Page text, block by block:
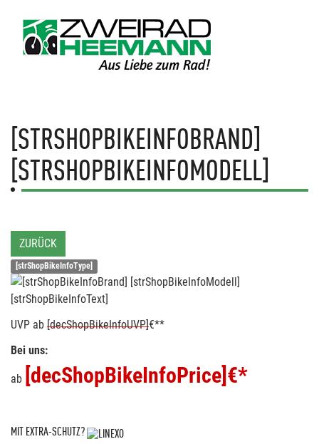
[STRSHOPBIKEINFOBRAND]
[STRSHOPBIKEINFOMODELL]
ZURÜCK
[strShopBikeInfoType]
[strShopBikeInfoText]
UVP ab [decShopBikeInfoUVP]€**
Bei uns:
ab [decShopBikeInfoPrice] €*
MIT EXTRA-SCHUTZ?